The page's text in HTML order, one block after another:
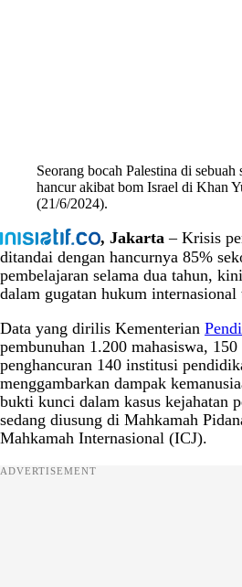
Seorang bocah Palestina di
hancur akibat bom Israel di Khan
(21/6/2024).
, Jakarta– Krisis
ditandai dengan hancurnya 85%
pembelajaran selama dua tahun,
dalam gugatan hukum internasional
Data yang dirilis Kementerian
pembunuhan 1.200 mahasiswa,
penghancuran 140 institusi
menggambarkan dampak
bukti kunci dalam kasus kejahatan
sedang diusung di Mahkamah
Mahkamah Internasional (ICJ).
ADVERTISEMENT